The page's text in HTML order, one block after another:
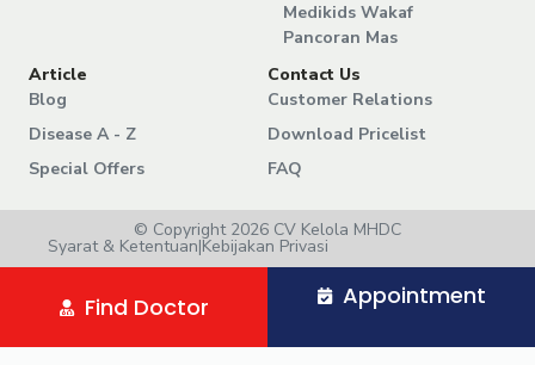
Medikids Wakaf
Pancoran Mas
Article
Blog
Disease A - Z
Special Offers
Contact Us
Customer Relations
Download Pricelist
FAQ
© Copyright 2026 CV Kelola MHDC
Syarat & Ketentuan|Kebijakan Privasi
Find Doctor Appointment